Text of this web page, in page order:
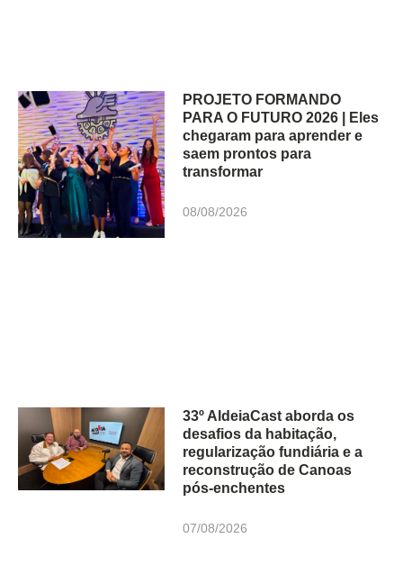
PROJETO FORMANDO
PARA O FUTURO 2026 | Eles
chegaram para aprender e
saem prontos para
transformar
08/08/2026
33º AldeiaCast aborda os
desafios da habitação,
regularização fundiária e a
reconstrução de Canoas
pós-enchentes
07/08/2026